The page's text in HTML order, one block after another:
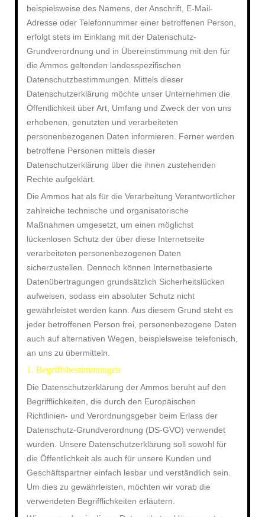
beispielsweise des Namens, der Anschrift, E-Mail-
Adresse oder Telefonnummer einer betroffenen Person,
erfolgt stets im Einklang mit der Datenschutz-
Grundverordnung und in Übereinstimmung mit den für
die Ammos geltenden landesspezifischen
Datenschutzbestimmungen. Mittels dieser
Datenschutzerklärung möchte unser Unternehmen die
Öffentlichkeit über Art, Umfang und Zweck der von uns
erhobenen, genutzten und verarbeiteten
personenbezogenen Daten informieren. Ferner werden
betroffene Personen mittels dieser
Datenschutzerklärung über die ihnen zustehenden
Rechte aufgeklärt.
Die Ammos hat als für die Verarbeitung Verantwortlicher
zahlreiche technische und organisatorische
Maßnahmen umgesetzt, um einen möglichst
lückenlosen Schutz der über diese Internetseite
verarbeiteten personenbezogenen Daten
sicherzustellen. Dennoch können Internetbasierte
Datenübertragungen grundsätzlich Sicherheitslücken
aufweisen, sodass ein absoluter Schutz nicht
gewährleistet werden kann. Aus diesem Grund steht es
jeder betroffenen Person frei, personenbezogene Daten
auch auf alternativen Wegen, beispielsweise telefonisch,
an uns zu übermitteln.
1. Begriffsbestimmungen
Die Datenschutzerklärung der Ammos beruht auf den
Begrifflichkeiten, die durch den Europäischen
Richtlinien- und Verordnungsgeber beim Erlass der
Datenschutz-Grundverordnung (DS-GVO) verwendet
wurden. Unsere Datenschutzerklärung soll sowohl für
die Öffentlichkeit als auch für unsere Kunden und
Geschäftspartner einfach lesbar und verständlich sein.
Um dies zu gewährleisten, möchten wir vorab die
verwendeten Begrifflichkeiten erläutern.